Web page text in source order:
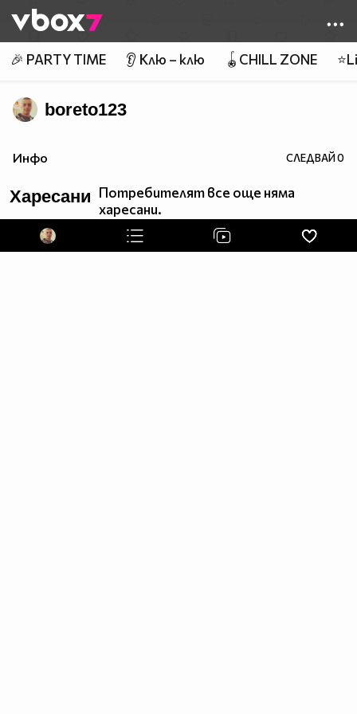
👾
🎉 PARTY TIME 👂 Клю – клю 🪀CHILL ZONE
boreto123
Инфо СЛЕДВАЙ0
Харесани Потребителят все още няма
харесани.